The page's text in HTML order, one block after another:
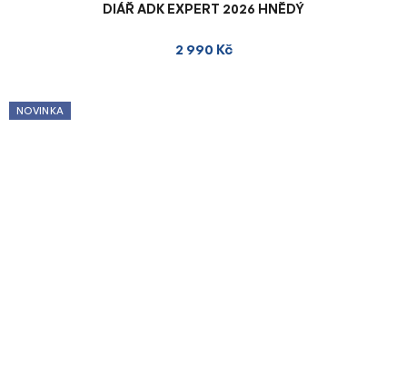
DIÁŘ ADK EXPERT 2026 HNĚDÝ
2 990 Kč
NOVINKA